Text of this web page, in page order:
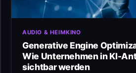
AUDIO & HEIMKINO
Generative Engine
Wie Unternehmen in KI-
sichtbar werden